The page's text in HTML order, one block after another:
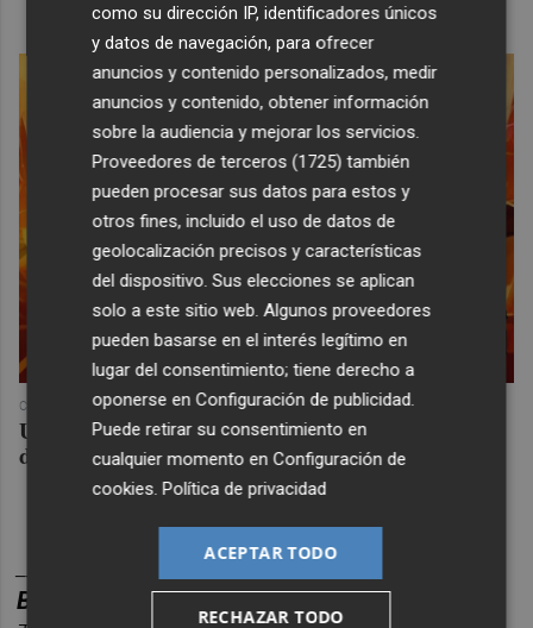
COREPUNK MMORPG
Un verdadero MMORPG de la vieja escuela ¡Cómo los
de antes, pero mejor!
BOLET
DEPORTESCASTELLÓNPLAZA.
como su dirección IP, identificadores únicos
y datos de navegación, para ofrecer
anuncios y contenido personalizados, medir
anuncios y contenido, obtener información
sobre la audiencia y mejorar los servicios.
Proveedores de terceros (1725) también
pueden procesar sus datos para estos y
otros fines, incluido el uso de datos de
geolocalización precisos y características
del dispositivo. Sus elecciones se aplican
solo a este sitio web. Algunos proveedores
pueden basarse en el interés legítimo en
lugar del consentimiento; tiene derecho a
oponerse enConfiguración de publicidad.
Puede retirar su consentimiento en
cualquier momento enConfiguración de
cookies.Política de privacidad
ACEPTAR TODO
RECHAZAR TODO